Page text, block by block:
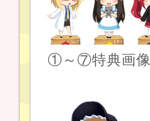
①～⑦特典画像